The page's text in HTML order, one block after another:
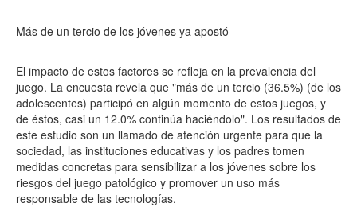
Más de un tercio de los jóvenes ya apostó
El impacto de estos factores se refleja en la prevalencia del
juego. La encuesta revela que "más de un tercio (36.5%) (de los
adolescentes) participó en algún momento de estos juegos, y
de éstos, casi un 12.0% continúa haciéndolo". Los resultados de
este estudio son un llamado de atención urgente para que la
sociedad, las instituciones educativas y los padres tomen
medidas concretas para sensibilizar a los jóvenes sobre los
riesgos del juego patológico y promover un uso más
responsable de las tecnologías.